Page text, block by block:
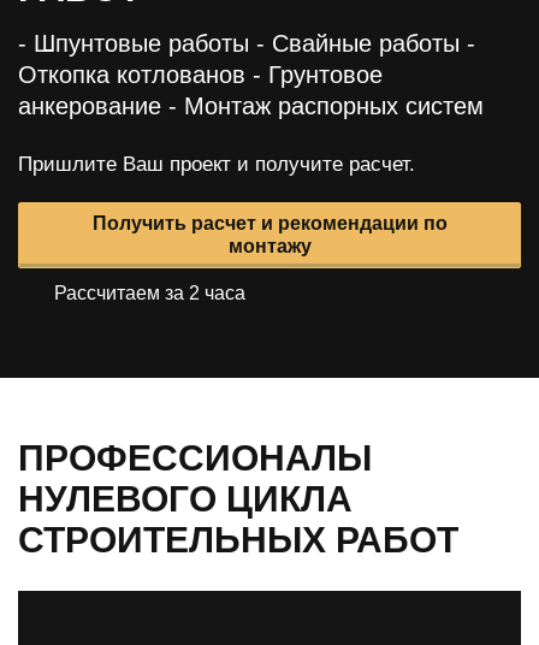
- Шпунтовые работы - Свайные работы -
Откопка котлованов - Грунтовое
анкерование - Монтаж распорных систем
Пришлите Ваш проект и получите расчет.
Получить расчет и рекомендации по
монтажу
Рассчитаем за 2 часа
ПРОФЕССИОНАЛЫ
НУЛЕВОГО ЦИКЛА
СТРОИТЕЛЬНЫХ РАБОТ